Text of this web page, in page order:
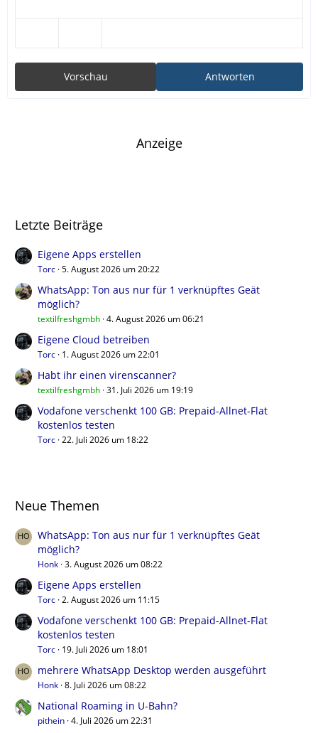
Antworten
Vorschau
Anzeige
Letzte Beiträge
Eigene Apps erstellen
Torc 5. August 2026 um 20:22
WhatsApp: Ton aus nur für 1 verknüpftes Geät
möglich?
textilfreshgmbh 4. August 2026 um 06:21
Eigene Cloud betreiben
Torc 1. August 2026 um 22:01
Habt ihr einen virenscanner?
textilfreshgmbh 31. Juli 2026 um 19:19
Vodafone verschenkt 100 GB: Prepaid-Allnet-Flat
kostenlos testen
Torc 22. Juli 2026 um 18:22
Neue Themen
WhatsApp: Ton aus nur für 1 verknüpftes Geät
möglich?
Honk 3. August 2026 um 08:22
Eigene Apps erstellen
Torc 2. August 2026 um 11:15
Vodafone verschenkt 100 GB: Prepaid-Allnet-Flat
kostenlos testen
Torc 19. Juli 2026 um 18:01
mehrere WhatsApp Desktop werden ausgeführt
Honk 8. Juli 2026 um 08:22
National Roaming in U-Bahn?
pithein 4. Juli 2026 um 22:31